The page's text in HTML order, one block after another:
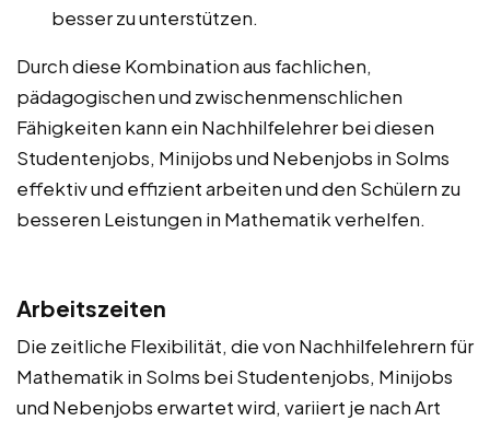
besser zu unterstützen.
Durch diese Kombination aus fachlichen,
pädagogischen und zwischenmenschlichen
Fähigkeiten kann ein Nachhilfelehrer bei diesen
Studentenjobs, Minijobs und Nebenjobs in Solms
effektiv und effizient arbeiten und den Schülern zu
besseren Leistungen in Mathematik verhelfen.
Arbeitszeiten
Die zeitliche Flexibilität, die von Nachhilfelehrern für
Mathematik in Solms bei Studentenjobs, Minijobs
und Nebenjobs erwartet wird, variiert je nach Art